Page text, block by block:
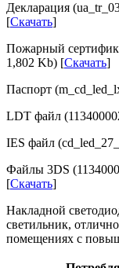
Декларация
[Скачать]
Пожарный
1,802 Kb) [Скачать]
Паспорт
LDT файл
IES файл
Файлы 3DS
[Скачать]
Накладной
светильник,
помещениях с